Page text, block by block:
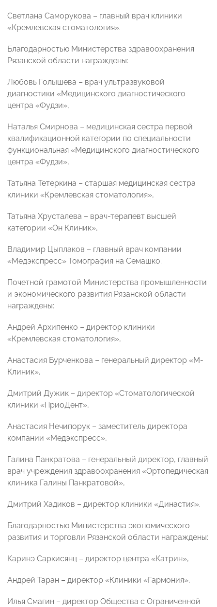
Светлана Саморукова – главный врач клиники
«Кремлевская стоматология».
Благодарностью Министерства здравоохранения
Рязанской области награждены:
Любовь Голышева – врач ультразвуковой
диагностики «Медицинского диагностического
центра «Фудзи»,
Наталья Смирнова – медицинская сестра первой
квалификационной категории по специальности
функциональная «Медицинского диагностического
центра «Фудзи»,
Татьяна Тетеркина – старшая медицинская сестра
клиники «Кремлевская стоматология»,
Татьяна Хрусталева – врач-терапевт высшей
категории «Он Клиник»,
Владимир Цыплаков – главный врач компании
«Медэкспресс» Томография на Семашко.
Почетной грамотой Министерства промышленности
и экономического развития Рязанской области
награждены:
Андрей Архипенко – директор клиники
«Кремлевская стоматология»,
Анастасия Бурченкова – генеральный директор «М-
Клиник»,
Дмитрий Дужик – директор «Стоматологической
клиники «ПриоДент»,
Анастасия Нечипорук – заместитель директора
компании «Медэкспресс»,
Галина Панкратова – генеральный директор, главный
врач учреждения здравоохранения «Ортопедическая
клиника Галины Панкратовой»,
Дмитрий Хадиков – директор клиники «Династия».
Благодарностью Министерства экономического
развития и торговли Рязанской области награждены:
Каринэ Саркисянц – директор центра «Катрин»,
Андрей Таран – директор «Клиники «Гармония»,
Илья Смагин – директор Общества с Ограниченной